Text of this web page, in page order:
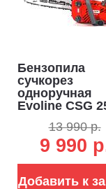
Бензопила
сучкорез
одноручная
Evoline CSG
см3, 0,8 кВт./1,1
л.с., 3/8", 1,3
45E, Easy
3,2 кг.)
13 990 р.
9 990
Добавить к